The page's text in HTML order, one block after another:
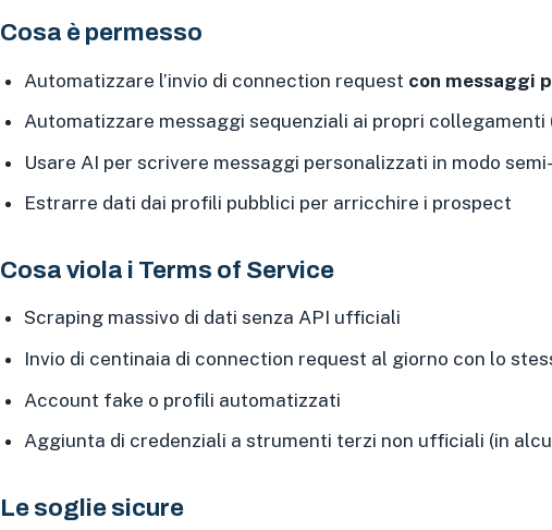
Cosa è permesso
Automatizzare l’invio di connection request con messaggi
Automatizzare messaggi sequenziali ai propri collegamenti
Usare AI per scrivere messaggi personalizzati in modo
Estrarre dati dai profili pubblici per arricchire i prospect
Cosa viola i Terms of Service
Scraping massivo di dati senza API ufficiali
Invio di centinaia di connection request al giorno con lo
Account fake o profili automatizzati
Aggiunta di credenziali a strumenti terzi non ufficiali (in
Le soglie sicure